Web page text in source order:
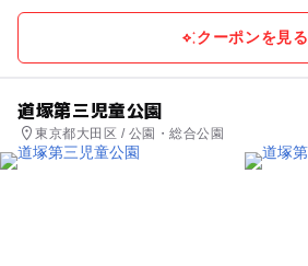
クーポンを見る
道塚第三児童公園
東京都大田区 / 公園・総合公園